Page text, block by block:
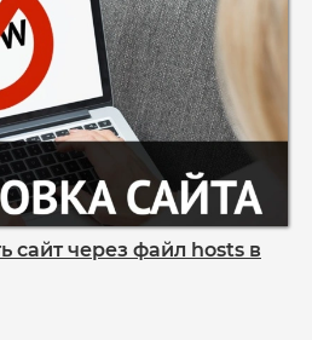
сайт через файл hosts в